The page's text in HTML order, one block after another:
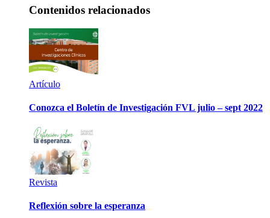
Contenidos relacionados
Artículo
Conozca el Boletín de Investigación FVL julio – sept 2022
Revista
Reflexión sobre la esperanza